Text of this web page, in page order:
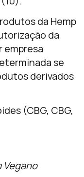
da Hemp
da
empresa
se
derivados
(CBG, CBG,
Vegano